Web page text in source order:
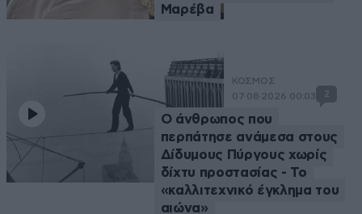
Μαρέβα
ΚΟΣΜΟΣ
07·08·2026 00:03
2
Ο άνθρωπος που
περπάτησε ανάμεσα στους
Δίδυμους Πύργους χωρίς
δίχτυ προστασίας - Το
«καλλιτεχνικό έγκλημα του
αιώνα»